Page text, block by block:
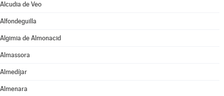
Alcudia de Veo
Alfondeguilla
Algimia de Almonacid
Almassora
Almedíjar
Almenara